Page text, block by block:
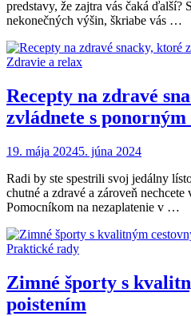
predstavy, že zajtra vás čaká ďalší?
nekonečných výšin, škriabe vás …
Zdravie a relax
Recepty na zdravé
zvládnete s
19. mája 20245. júna 2024
Radi by ste spestrili svoj jedálny
chutné a zdravé a zároveň
Pomocníkom na nezaplatenie v …
Praktické rady
Zimné športy s
poistením